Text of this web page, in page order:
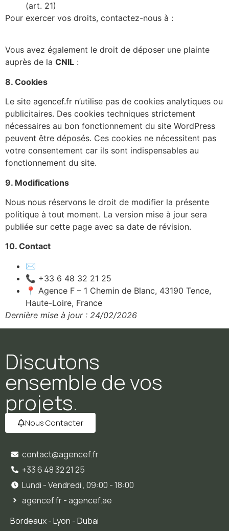
(art. 21)
Pour exercer vos droits, contactez-nous à :
Vous avez également le droit de déposer une plainte
auprès de la CNIL :
8. Cookies
Le site agencef.fr n’utilise pas de cookies analytiques ou
publicitaires. Des cookies techniques strictement
nécessaires au bon fonctionnement du site WordPress
peuvent être déposés. Ces cookies ne nécessitent pas
votre consentement car ils sont indispensables au
fonctionnement du site.
9. Modifications
Nous nous réservons le droit de modifier la présente
politique à tout moment. La version mise à jour sera
publiée sur cette page avec sa date de révision.
10. Contact
✉️
📞 +33 6 48 32 21 25
📍 Agence F – 1 Chemin de Blanc, 43190 Tence,
Haute-Loire, France
Dernière mise à jour : 24/02/2026
Discutons
ensemble de vos
projets.
Nous Contacter
contact@agencef.fr
+33 6 48 32 21 25
Lundi - Vendredi , 09:00 - 18:00
agencef.fr - agencef.ae
Bordeaux - Lyon - Dubai